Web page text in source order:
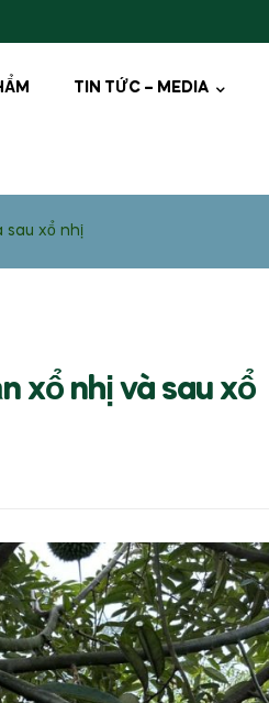
TIN TỨC – MEDIA
sau xổ nhị
xổ nhị và sau xổ